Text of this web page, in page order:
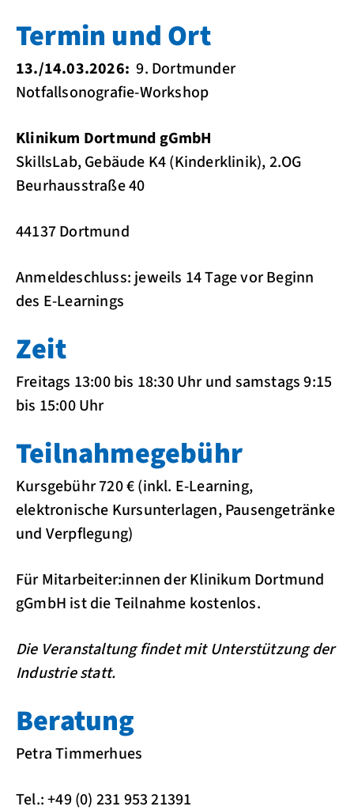
Termin und Ort
13./14.03.2026: 9. Dortmunder
Notfallsonografie-Workshop
Klinikum Dortmund gGmbH
SkillsLab, Gebäude K4 (Kinderklinik), 2.OG
Beurhausstraße 40
44137 Dortmund
Anmeldeschluss: jeweils 14 Tage vor Beginn
des E-Learnings
Zeit
Freitags 13:00 bis 18:30 Uhr und samstags 9:15
bis 15:00 Uhr
Teilnahmegebühr
Kursgebühr 720 € (inkl. E-Learning,
elektronische Kursunterlagen, Pausengetränke
und Verpflegung)
Für Mitarbeiter:innen der Klinikum Dortmund
gGmbH ist die Teilnahme kostenlos.
Die Veranstaltung findet mit Unterstützung der
Industrie statt.
Beratung
Petra Timmerhues
Tel.: +49 (0) 231 953 21391